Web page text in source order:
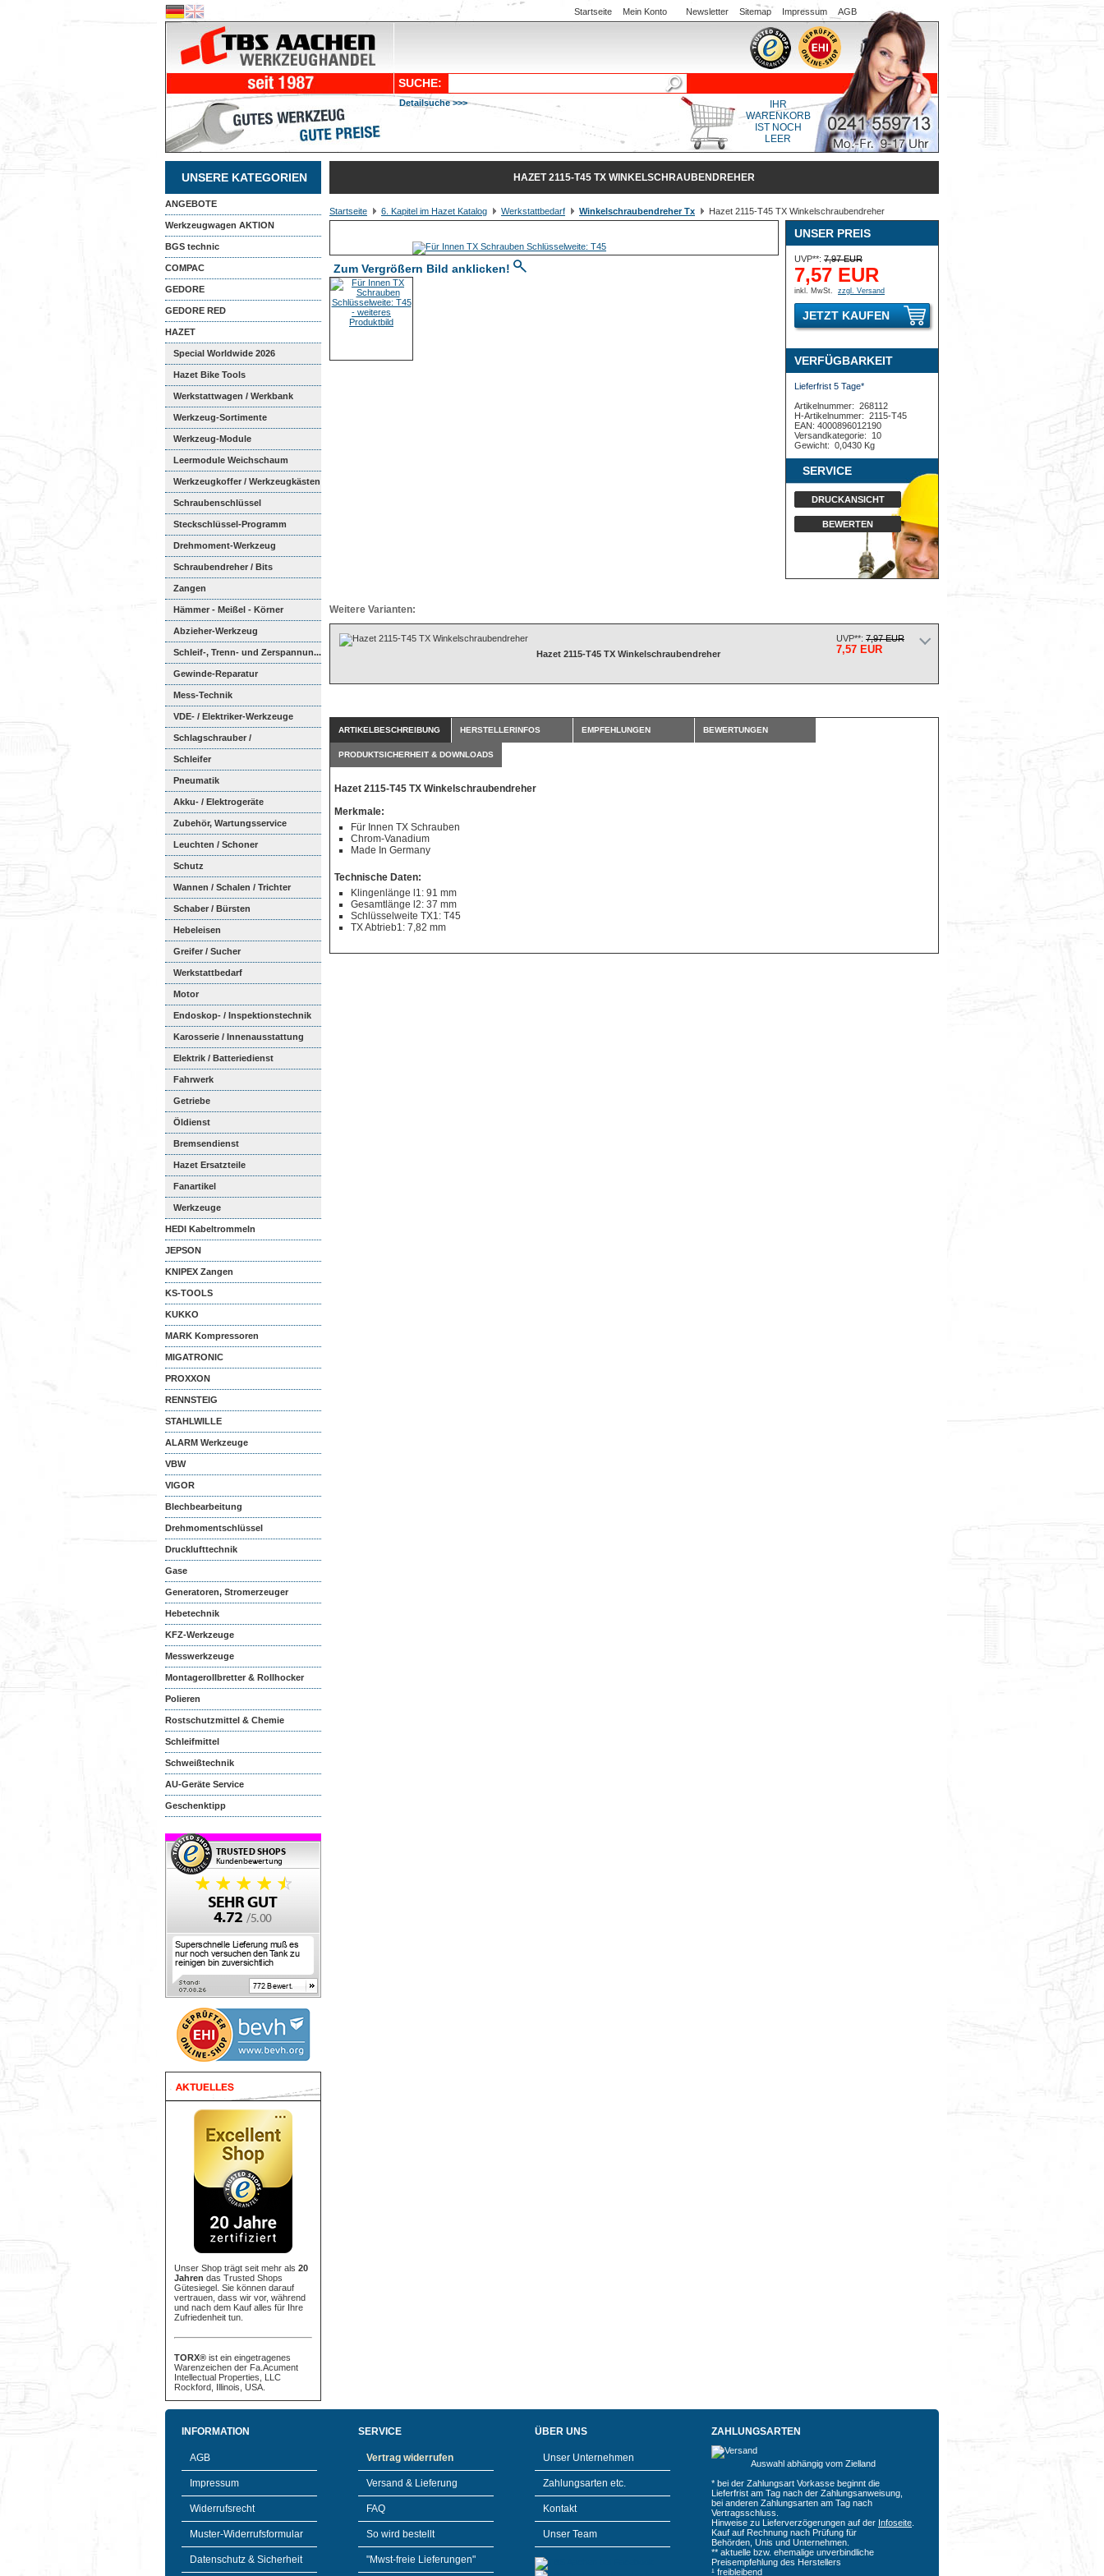
Startseite Mein Konto Newsletter Sitemap Impressum AGB
SUCHE:
Detailsuche >>>
IHR
WARENKORB
IST NOCH
LEER
UNSERE KATEGORIEN
ANGEBOTE
Werkzeugwagen AKTION
BGS technic
COMPAC
GEDORE
GEDORE RED
HAZET
Special Worldwide 2026
Hazet Bike Tools
Werkstattwagen / Werkbank
Werkzeug-Sortimente
Werkzeug-Module
Weichschaumeinl...
Leermodule Weichschaum
Werkzeugkoffer / Werkzeugkästen
Schraubenschlüssel
Steckschlüssel-Programm
Drehmoment-Werkzeug
Schraubendreher / Bits
Zangen
Hämmer - Meißel - Körner
Abzieher-Werkzeug
Schleif-, Trenn- und Zerspannun...
Gewinde-Reparatur
Mess-Technik
VDE- / Elektriker-Werkzeuge
Schlagschrauber /
Ratschenschra...
Schleifer
Pneumatik
Akku- / Elektrogeräte
Zubehör, Wartungsservice
Leuchten / Schoner
Schutz
Wannen / Schalen / Trichter
Schaber / Bürsten
Hebeleisen
Greifer / Sucher
Werkstattbedarf
Motor
Endoskop- / Inspektionstechnik
Karosserie / Innenausstattung
Elektrik / Batteriedienst
Fahrwerk
Getriebe
Öldienst
Bremsendienst
Hazet Ersatzteile
Fanartikel
Werkzeuge
HEDI Kabeltrommeln
JEPSON
KNIPEX Zangen
KS-TOOLS
KUKKO
MARK Kompressoren
MIGATRONIC
PROXXON
RENNSTEIG
STAHLWILLE
ALARM Werkzeuge
VBW
VIGOR
Blechbearbeitung
Drehmomentschlüssel
Drucklufttechnik
Gase
Generatoren, Stromerzeuger
Hebetechnik
KFZ-Werkzeuge
Messwerkzeuge
Montagerollbretter & Rollhocker
Polieren
Rostschutzmittel & Chemie
Schleifmittel
Schweißtechnik
AU-Geräte Service
Geschenktipp
Unser Shop trägt seit mehr als 20
Jahren das Trusted Shops
Gütesiegel. Sie können darauf
vertrauen, dass wir vor, während
und nach dem Kauf alles für Ihre
Zufriedenheit tun.
TORX® ist ein eingetragenes
Warenzeichen der Fa.Acument
Intellectual Properties, LLC
Rockford, Illinois, USA.
HAZET 2115-T45 TX WINKELSCHRAUBENDREHER
Startseite 6. Kapitel im Hazet Katalog Werkstattbedarf Winkelschraubendreher Tx Hazet 2115-T45 TX Winkelschraubendreher
Zum Vergrößern Bild anklicken!
UNSER PREIS
UVP**: 7,97 EUR
7,57 EUR
inkl. MwSt. zzgl. Versand
JETZT KAUFEN
VERFÜGBARKEIT
Lieferfrist 5 Tage*
Artikelnummer: 268112
H-Artikelnummer: 2115-T45
EAN: 4000896012190
Versandkategorie:
10
Gewicht: 0,0430 Kg
SERVICE
DRUCKANSICHT
BEWERTEN
Weitere Varianten:
Hazet 2115-T45 TX Winkelschraubendreher
UVP**: 7,97 EUR
7,57 EUR
ARTIKELBESCHREIBUNG HERSTELLERINFOS EMPFEHLUNGEN BEWERTUNGEN
PRODUKTSICHERHEIT & DOWNLOADS
Hazet 2115-T45 TX Winkelschraubendreher
Merkmale:
Für Innen TX Schrauben
Chrom-Vanadium
Made In Germany
Technische Daten:
Klingenlänge l1: 91 mm
Gesamtlänge l2: 37 mm
Schlüsselweite TX1: T45
TX Abtrieb1: 7,82 mm
INFORMATION
AGB
Impressum
Widerrufsrecht
Muster-Widerrufsformular
Datenschutz & Sicherheit
SERVICE
Vertrag widerrufen
Versand & Lieferung
FAQ
So wird bestellt
"Mwst-freie Lieferungen"
ÜBER UNS
Unser Unternehmen
Zahlungsarten etc.
Kontakt
Unser Team
ZAHLUNGSARTEN
Auswahl abhängig vom Zielland
* bei der Zahlungsart Vorkasse beginnt die
Lieferfrist am Tag nach der Zahlungsanweisung,
bei anderen Zahlungsarten am Tag nach
Vertragsschluss.
Hinweise zu Lieferverzögerungen auf der Infoseite
Kauf auf Rechnung nach Prüfung für
Behörden, Unis und Unternehmen.
** aktuelle bzw. ehemalige unverbindliche
Preisempfehlung des Herstellers
¹ freibleibend